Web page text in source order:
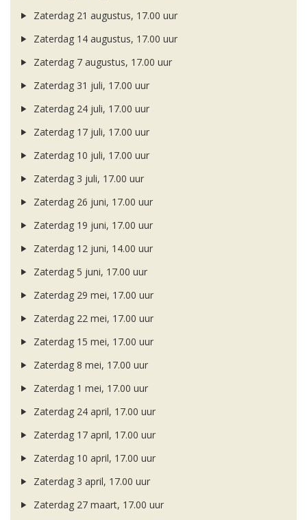
Zaterdag 21 augustus, 17.00 uur
Zaterdag 14 augustus, 17.00 uur
Zaterdag 7 augustus, 17.00 uur
Zaterdag 31 juli, 17.00 uur
Zaterdag 24 juli, 17.00 uur
Zaterdag 17 juli, 17.00 uur
Zaterdag 10 juli, 17.00 uur
Zaterdag 3 juli, 17.00 uur
Zaterdag 26 juni, 17.00 uur
Zaterdag 19 juni, 17.00 uur
Zaterdag 12 juni, 14.00 uur
Zaterdag 5 juni, 17.00 uur
Zaterdag 29 mei, 17.00 uur
Zaterdag 22 mei, 17.00 uur
Zaterdag 15 mei, 17.00 uur
Zaterdag 8 mei, 17.00 uur
Zaterdag 1 mei, 17.00 uur
Zaterdag 24 april, 17.00 uur
Zaterdag 17 april, 17.00 uur
Zaterdag 10 april, 17.00 uur
Zaterdag 3 april, 17.00 uur
Zaterdag 27 maart, 17.00 uur